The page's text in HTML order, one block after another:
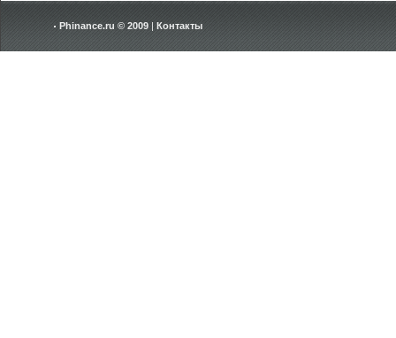
Phinance.ru © 2009 | Контакты